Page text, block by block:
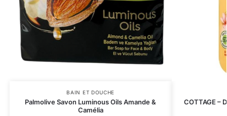
BAIN ET DOUCHE
Palmolive Savon Luminous Oils Amande &
Camélia
COTTAGE –